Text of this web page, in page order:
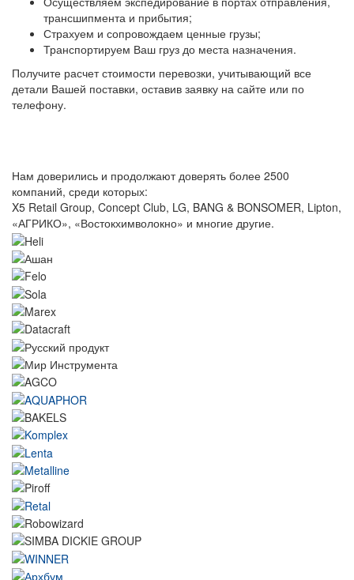
трансшипмента и прибытия;
Страхуем и сопровождаем ценные грузы;
Транспортируем Ваш груз до места назначения.
Получите расчет стоимости перевозки, учитывающий все
детали Вашей поставки, оставив заявку на сайте или по
телефону.
Нам доверились и продолжают доверять более 2500
компаний, среди которых:
X5 Retail Group, Concept Club, LG, BANG & BONSOMER, Lipton,
«АГРИКО», «Востокхимволокно» и многие другие.